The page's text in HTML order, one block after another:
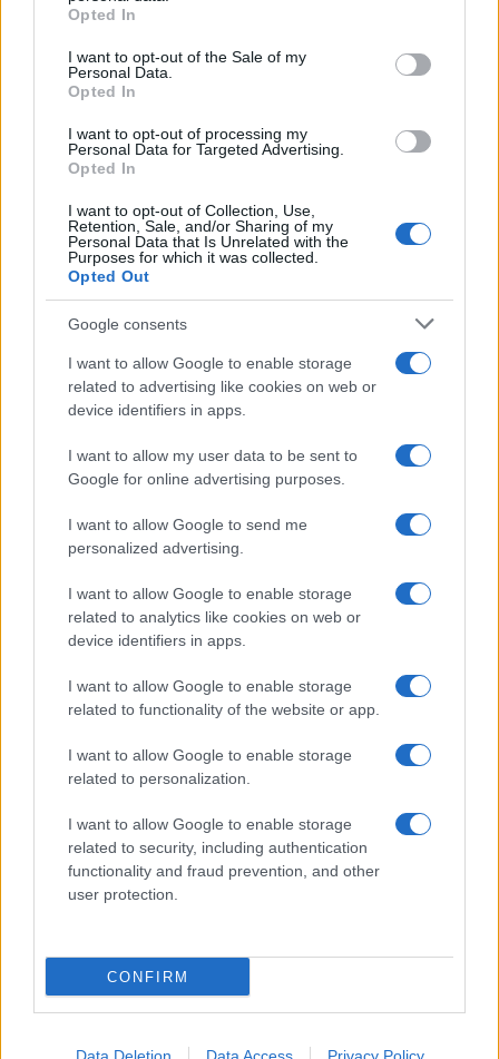
use your data for below specified purposes in below Google
consent section.
Opted In
I want to opt-out of the Sale of my
Personal Data.
Opted In
I want to opt-out of processing my
Personal Data for Targeted Advertising.
Opted In
I want to opt-out of Collection, Use,
Retention, Sale, and/or Sharing of my
Personal Data that Is Unrelated with the
Purposes for which it was collected.
Opted Out
Google consents
I want to allow Google to enable storage
related to advertising like cookies on web or
device identifiers in apps.
I want to allow my user data to be sent to
Google for online advertising purposes.
I want to allow Google to send me
personalized advertising.
I want to allow Google to enable storage
related to analytics like cookies on web or
device identifiers in apps.
I want to allow Google to enable storage
related to functionality of the website or app.
I want to allow Google to enable storage
related to personalization.
I want to allow Google to enable storage
related to security, including authentication
functionality and fraud prevention, and other
user protection.
CONFIRM
Γαβρόγλου: Στην εκπαίδευση το νέο κύμα διορισμών